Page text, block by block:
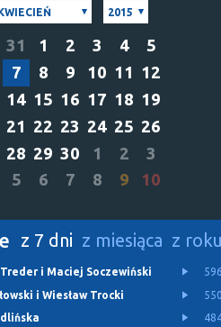
2015
31 1 2 3 4
5
7 8 9 10 11 12
14 15 16 17 18 19
21 22 23 24 25 26
28 29 30 1 2
3
5 6 7 8 9 10
z 7 dni z miesiąca z
i Maciej Soczewiński
i Wiesław Trocki